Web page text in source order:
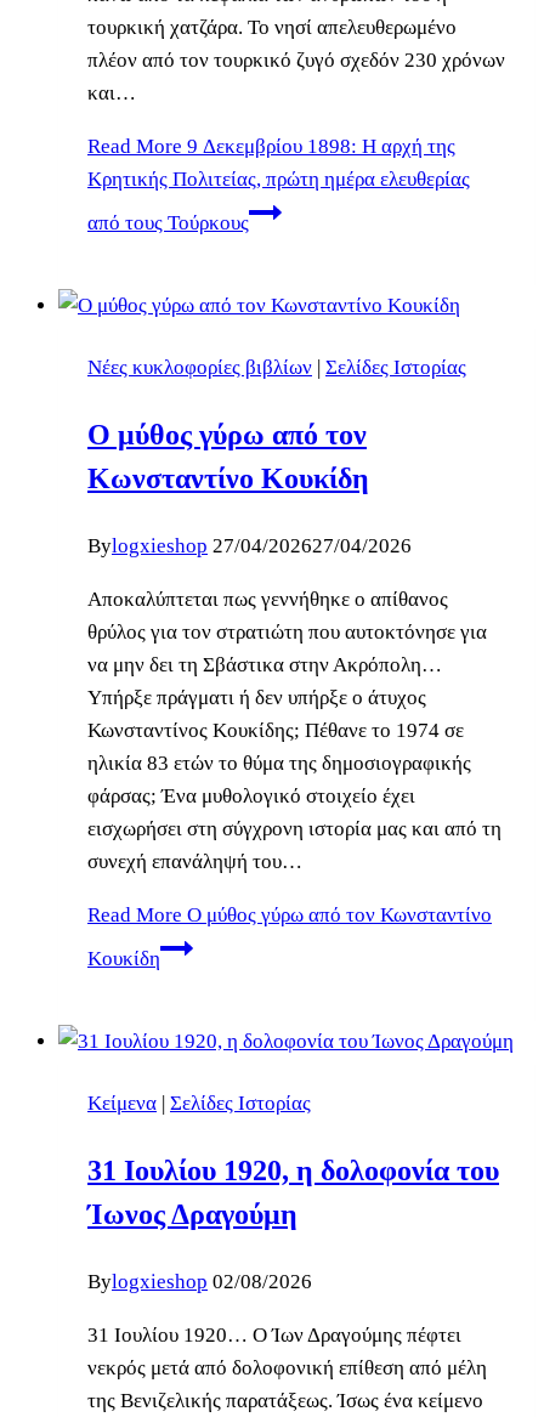
τουρκική χατζάρα. Το νησί απελευθερωμένο
πλέον από τον τουρκικό ζυγό σχεδόν 230 χρόνων
και…
Read More 9 Δεκεμβρίου 1898: Η αρχή της
Κρητικής Πολιτείας, πρώτη ημέρα ελευθερίας
από τους Τούρκους
Νέες κυκλοφορίες βιβλίων | Σελίδες Ιστορίας
Ο μύθος γύρω από τον
Κωνσταντίνο Κουκίδη
Bylogxieshop 27/04/202627/04/2026
Αποκαλύπτεται πως γεννήθηκε ο απίθανος
θρύλος για τον στρατιώτη που αυτοκτόνησε για
να μην δει τη Σβάστικα στην Ακρόπολη…
Υπήρξε πράγματι ή δεν υπήρξε ο άτυχος
Κωνσταντίνος Κουκίδης; Πέθανε το 1974 σε
ηλικία 83 ετών το θύμα της δημοσιογραφικής
φάρσας; Ένα μυθολογικό στοιχείο έχει
εισχωρήσει στη σύγχρονη ιστορία μας και από τη
συνεχή επανάληψή του…
Read More Ο μύθος γύρω από τον Κωνσταντίνο
Κουκίδη
Κείμενα | Σελίδες Ιστορίας
31 Ιουλίου 1920, η δολοφονία του
Ίωνος Δραγούμη
Bylogxieshop 02/08/2026
31 Ιουλίου 1920… Ο Ίων Δραγούμης πέφτει
νεκρός μετά από δολοφονική επίθεση από μέλη
της Βενιζελικής παρατάξεως. Ίσως ένα κείμενο